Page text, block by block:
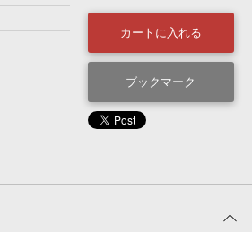
次世代型 ボーカル・エディタ
カートに入れる
ブックマーク